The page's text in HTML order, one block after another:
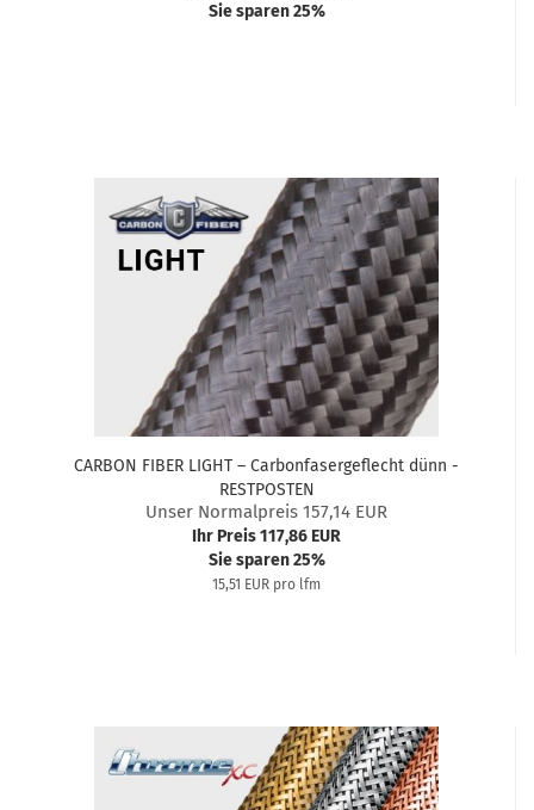
Sie sparen 25%
CARBON FIBER LIGHT – Carbonfasergeflecht dünn -
RESTPOSTEN
Unser Normalpreis 157,14 EUR
Ihr Preis 117,86 EUR
Sie sparen 25%
15,51 EUR pro lfm